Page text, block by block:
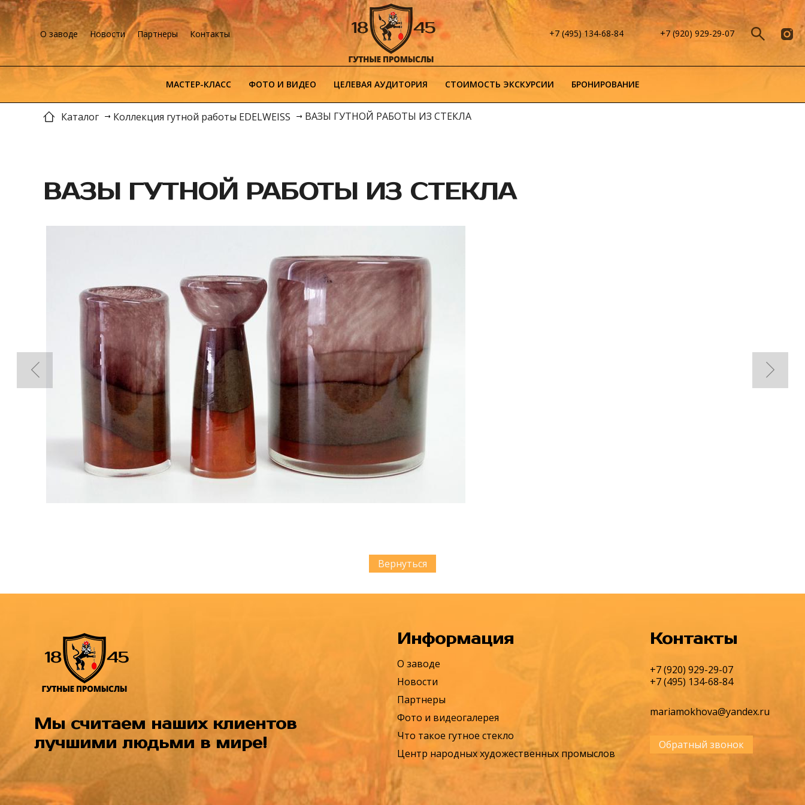
О заводе Новости Партнеры Контакты +7 (920) 929-29-07
+7 (495) 134-68-84
МАСТЕР-КЛАСС ФОТО И ВИДЕО ЦЕЛЕВАЯ АУДИТОРИЯ СТОИМОСТЬ ЭКСКУРСИИ БРОНИРОВАНИЕ
Каталог Коллекция гутной работы EDELWEISS ВАЗЫ ГУТНОЙ РАБОТЫ ИЗ СТЕКЛА
ВАЗЫ ГУТНОЙ РАБОТЫ ИЗ СТЕКЛА
Вернуться
Мы считаем наших клиентов
лучшими людьми в мире!
Информация
О заводе
Новости
Партнеры
Фото и видеогалерея
Что такое гутное стекло
Центр народных художественных промыслов
Контакты
+7 (920) 929-29-07
+7 (495) 134-68-84
mariamokhova@yandex.ru
Обратный звонок